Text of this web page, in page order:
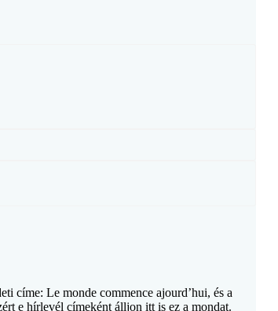
címe: Le monde commence ajourd’hui, és a
e hírlevél címeként álljon itt is ez a mondat.